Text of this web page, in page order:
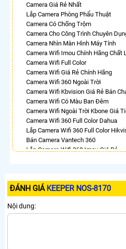
Camera Giá Rẻ Nhất
Lắp Camera Phòng Phẩu Thuật
Camera Có Chống Trộm
Camera Cho Công Trình Chuyên
Camera Nhìn Màn Hình Máy Tính
Camera Wifi Imou Chính Hãng Chất
Camera Wifi Full Color
Camera Wifi Giá Rẻ Chính Hãng
Camera Wifi 360 Ngoài Trời
Camera Wifi Kbvision Giá Rẻ Bán
Camera Wifi Có Màu Ban Đêm
Camera Wifi Ngoài Trời Kbone Giá
Camera Wifi 360 Full Color Dahua
Lắp Camera Wifi 360 Full Color
Bán Camera Vantech 360
Lắp Camera Wifi 360 Imou Giá Rẻ
Camera 360 Có Màu Ban Đêm Ezviz
Camera 360 Báo Động Ezviz
LẮP CAMERA THEO NHU
ĐÁNH GIÁ KEEPER NOS-8170
Nội dung: